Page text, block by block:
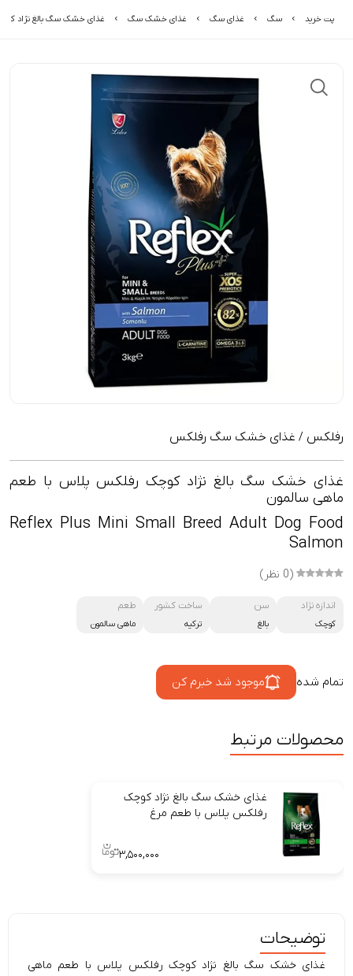
پت خرید سگ غذای سگ غذای خشک سگ غذای خشک سگ بالغ نژاد
رفلکس / غذای خشک سگ رفلکس
غذای خشک سگ بالغ نژاد کوچک رفلکس پلاس با طعم
ماهی سالمون
Reflex Plus Mini Small Breed Adult Dog Food
Salmon
(0 نظر)
اندازه نژاد
کوچک
سن
بالغ
ساخت کشور
ترکیه
طعم
ماهی سالمون
تمام شده موجود شد خبرم کن
محصولات مرتبط
غذای خشک سگ بالغ نژاد کوچک
رفلکس پلاس با طعم مرغ
۳,۵۰۰,۰۰۰
توضیحات
غذای خشک سگبالغ نژاد کوچک رفلکس پلاس با طعم ماهی